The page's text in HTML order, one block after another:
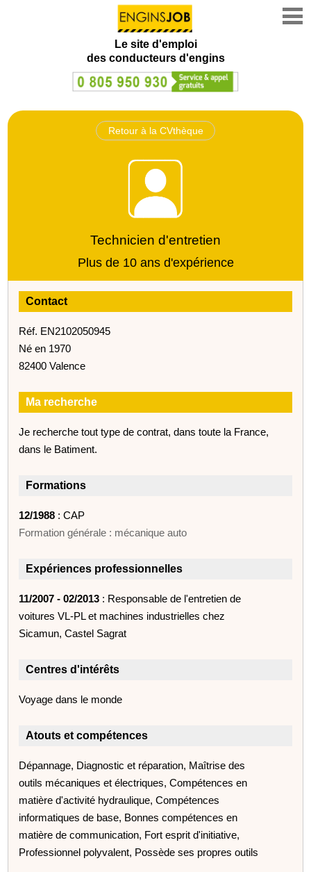
Le site d'emploi
des conducteurs d'engins
Retour à la CVthèque
Technicien d'entretien
Plus de 10 ans d'expérience
Contact
Réf. EN2102050945
Né en 1970
82400 Valence
Ma recherche
Je recherche tout type de contrat, dans toute la France,
dans le Batiment.
Formations
12/1988 : CAP
Formation générale : mécanique auto
Expériences professionnelles
11/2007 - 02/2013 : Responsable de l'entretien de
voitures VL-PL et machines industrielles chez
Sicamun, Castel Sagrat
Centres d'intérêts
Voyage dans le monde
Atouts et compétences
Dépannage, Diagnostic et réparation, Maîtrise des
outils mécaniques et électriques, Compétences en
matière d'activité hydraulique, Compétences
informatiques de base, Bonnes compétences en
matière de communication, Fort esprit d'initiative,
Professionnel polyvalent, Possède ses propres outils